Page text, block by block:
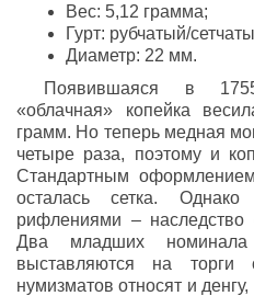
Вес: 5,12 грамма;
Гурт: рубчатый/
Диаметр: 22 мм.
Появившаяся в
«облачная» копейка
грамм. Но теперь медная
четыре раза, поэтому и
Стандартным
осталась сетка.
рифлениями – наследство
Два младших номинала
выставляются на торги
нумизматов относят и